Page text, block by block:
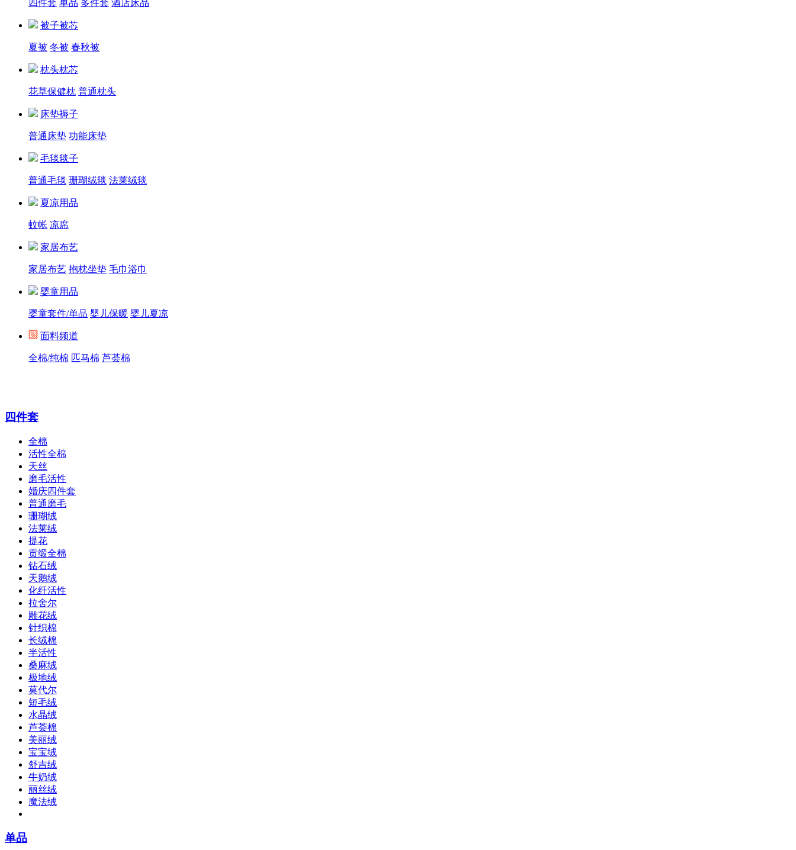
四件套 单品 多件套 酒店床品
被子被芯
夏被 冬被 春秋被
枕头枕芯
花草保健枕 普通枕头
床垫褥子
普通床垫 功能床垫
毛毯毯子
普通毛毯 珊瑚绒毯 法莱绒毯
夏凉用品
蚊帐 凉席
家居布艺
家居布艺 抱枕坐垫 毛巾浴巾
婴童用品
婴童套件/单品 婴儿保暖 婴儿夏凉
面料频道
全棉/纯棉 匹马棉 芦荟棉
四件套
全棉
活性全棉
天丝
磨毛活性
婚庆四件套
普通磨毛
珊瑚绒
法莱绒
提花
贡缎全棉
钻石绒
天鹅绒
化纤活性
拉舍尔
雕花绒
针织棉
长绒棉
半活性
桑麻绒
极地绒
莫代尔
短毛绒
水晶绒
芦荟棉
美丽绒
宝宝绒
舒吉绒
牛奶绒
丽丝绒
魔法绒
单品